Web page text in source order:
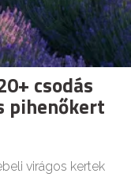
csodás
pihenőkert
virágos kertek